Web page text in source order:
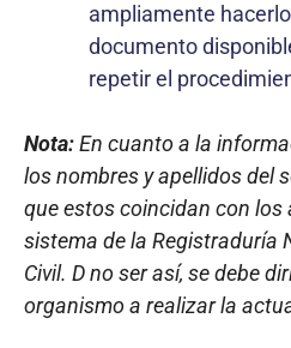
ampliamente
documento
repetir el
Nota:En cuanto a la
los nombres y apellidos del
que estos coincidan con los
sistema de la Registraduría
Civil. D no ser así, se debe
organismo a realizar la